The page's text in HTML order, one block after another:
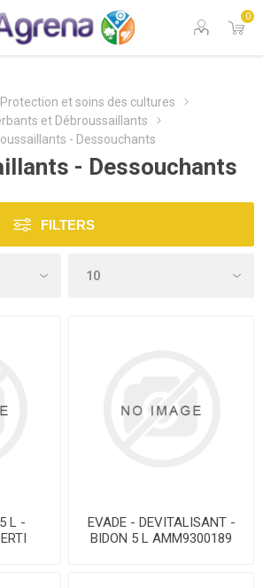
0
Protection et soins des cultures
et Débroussaillants
- Dessouchants
- Dessouchants
FILTERS
L -
EVADE - DEVITALISANT -
BIDON 5 L AMM9300189